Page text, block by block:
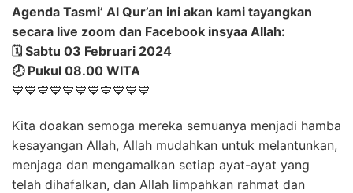
Agenda Tasmi’ Al Qur’an ini akan kami tayangkan
secara live zoom dan Facebook insyaa Allah:
🗓️ Sabtu 03 Februari 2024
🕗 Pukul 08.00 WITA
💙💙💙💙💙💙💙💙💙💙💙
Kita doakan semoga mereka semuanya menjadi hamba
kesayangan Allah, Allah mudahkan untuk melantunkan,
menjaga dan mengamalkan setiap ayat-ayat yang
telah dihafalkan, dan Allah limpahkan rahmat dan